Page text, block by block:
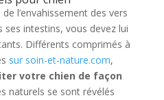
l’envahissement des vers
ses intestins, vous devez lui
Différents comprimés à
sur soin-et-nature.com,
votre chien de façon
naturels se sont révélés